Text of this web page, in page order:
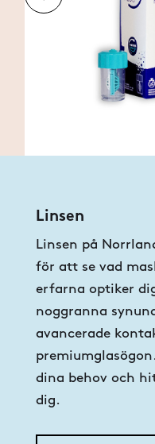
Linsen
Linsen på
för att se vad
erfarna optiker
noggranna
avancerade
dina behov och
dig.